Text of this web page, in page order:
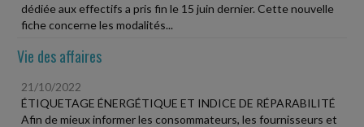
dédiée aux effectifs a pris fin le 15 juin dernier. Cette nouvelle
fiche concerne les modalités...
Vie des affaires
21/10/2022
ÉTIQUETAGE ÉNERGÉTIQUE ET INDICE DE RÉPARABILITÉ
Afin de mieux informer les consommateurs, les fournisseurs et